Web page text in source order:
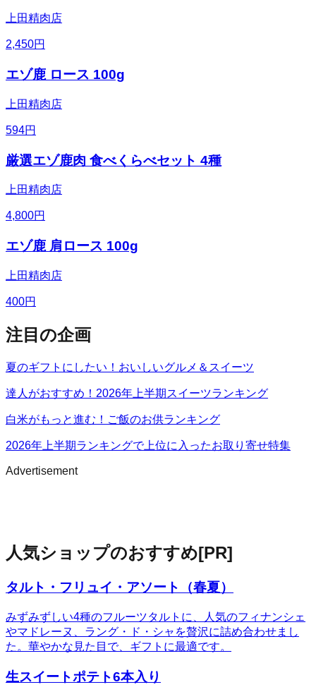
上田精肉店
2,450円
エゾ鹿 ロース 100g
上田精肉店
594円
厳選エゾ鹿肉 食べくらべセット 4種
上田精肉店
4,800円
エゾ鹿 肩ロース 100g
上田精肉店
400円
注目の企画
夏のギフトにしたい！おいしいグルメ＆スイーツ
達人がおすすめ！2026年上半期スイーツランキング
白米がもっと進む！ご飯のお供ランキング
2026年上半期ランキングで上位に入ったお取り寄せ特集
Advertisement
人気ショップのおすすめ[PR]
タルト・フリュイ・アソート（春夏）
みずみずしい4種のフルーツタルトに、人気のフィナンシェ
やマドレーヌ、ラング・ド・シャを贅沢に詰め合わせまし
た。華やかな見た目で、ギフトに最適です。
生スイートポテト6本入り